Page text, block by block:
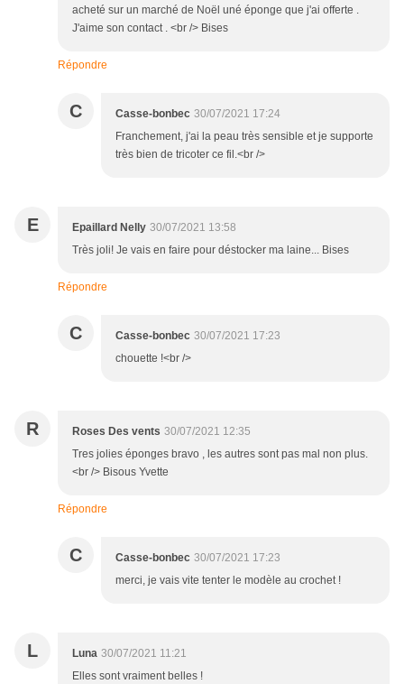
acheté sur un marché de Noël uné éponge que j'ai offerte .
J'aime son contact . <br /> Bises
Répondre
C Casse-bonbec 30/07/2021 17:24
Franchement, j'ai la peau très sensible et je supporte
très bien de tricoter ce fil.<br />
E Epaillard Nelly 30/07/2021 13:58
Très joli! Je vais en faire pour déstocker ma laine... Bises
Répondre
C Casse-bonbec 30/07/2021 17:23
chouette !<br />
R Roses Des vents 30/07/2021 12:35
Tres jolies éponges bravo , les autres sont pas mal non plus.
<br /> Bisous Yvette
Répondre
C Casse-bonbec 30/07/2021 17:23
merci, je vais vite tenter le modèle au crochet !
L Luna 30/07/2021 11:21
Elles sont vraiment belles !